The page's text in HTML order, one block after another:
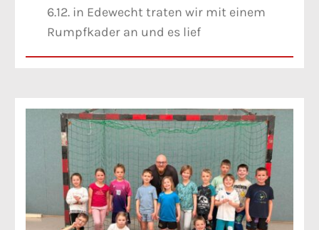
6.12. in Edewecht traten wir mit einem
Rumpfkader an und es lief